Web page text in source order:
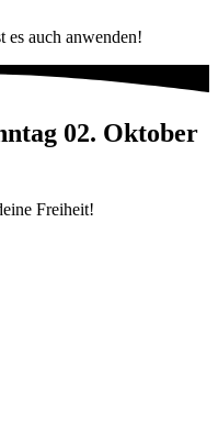
es auch anwenden!
02. Oktober
Freiheit!